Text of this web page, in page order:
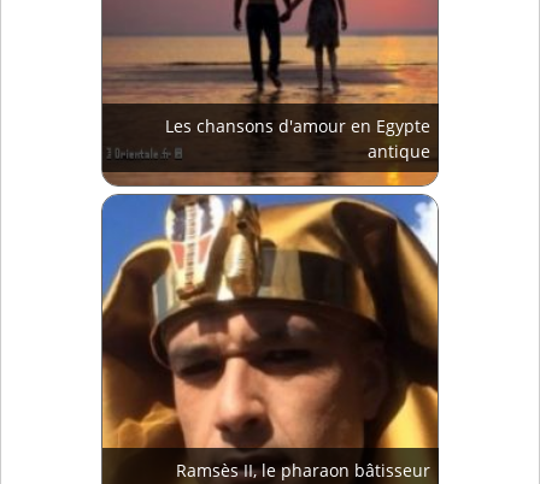
Les chansons d'amour en Egypte
antique
Ramsès II, le pharaon bâtisseur